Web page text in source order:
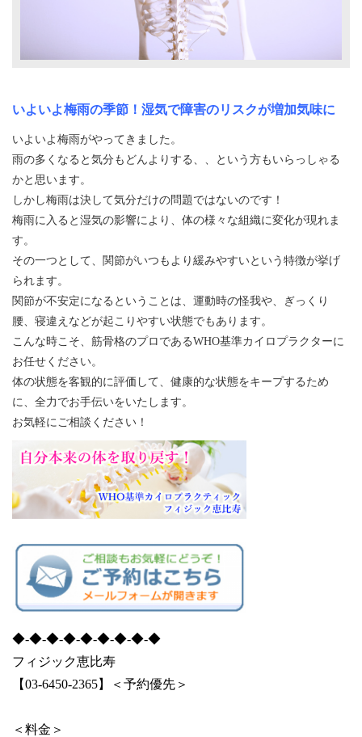
いよいよ梅雨の季節！湿気で障害のリスクが増加気味に
いよいよ梅雨がやってきました。
雨の多くなると気分もどんよりする、、という方もいらっしゃる
かと思います。
しかし梅雨は決して気分だけの問題ではないのです！
梅雨に入ると湿気の影響により、体の様々な組織に変化が現れま
す。
その一つとして、関節がいつもより緩みやすいという特徴が挙げ
られます。
関節が不安定になるということは、運動時の怪我や、ぎっくり
腰、寝違えなどが起こりやすい状態でもあります。
こんな時こそ、筋骨格のプロであるWHO基準カイロプラクターに
お任せください。
体の状態を客観的に評価して、健康的な状態をキープするため
に、全力でお手伝いをいたします。
お気軽にご相談ください！
◆‐◆‐◆‐◆‐◆‐◆‐◆‐◆‐◆
フィジック恵比寿
【03-6450-2365】＜予約優先＞
＜料金＞